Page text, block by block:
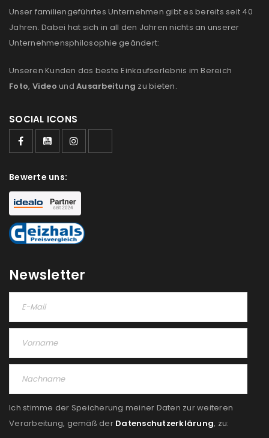
ANMELDEN
PASSWORT VERGESSEN?
REGISTRIEREN
deine E-Mail-Adresse gesendet.
NEWSLETTER ABONNIEREN
Please select all the ways you would like to hear from
Unser familiengeführtes Unternehmen gibt es bereits seit 40
Jahren. Dabei hat sich in all den Jahren nichts an unserer
Unternehmensphilosophie geändert:
Unseren Kunden das beste Einkaufserlebnis im Bereich
Foto, Video und Ausarbeitung zu bieten.
SOCIAL ICONS
Bewerte uns:
Newsletter
Ich stimme der Speicherung meiner Daten zur weiteren
Verarbeitung, gemäß der Datenschutzerklärung, zu: